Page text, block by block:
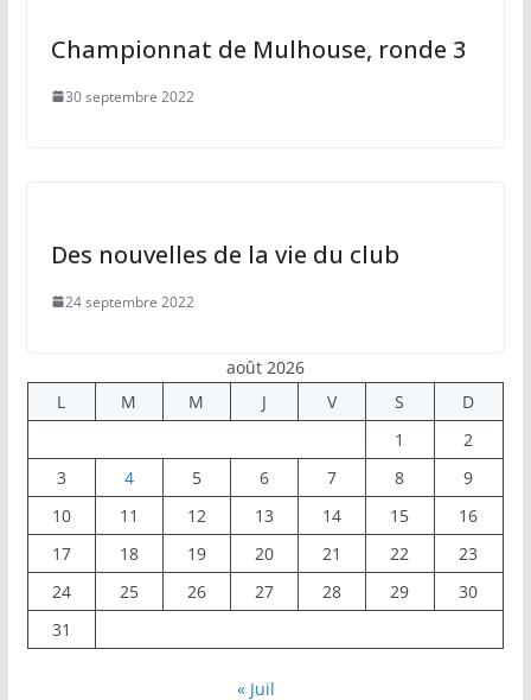
Championnat de Mulhouse, ronde 3
30 septembre 2022
Des nouvelles de la vie du club
24 septembre 2022
août 2026
L
M M J V S
D
1
2
3
4 5 6 7 8
9
10
11 12 13 14 15
16
17
18 19 20 21 22
23
24
25 26 27 28 29
30
31
« Juil